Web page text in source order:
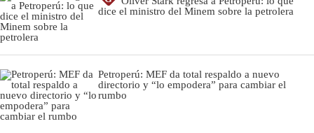
dice el ministro del Minem sobre la petrolera
Petroperú: MEF da total respaldo a nuevo
directorio y “lo empodera” para cambiar el
rumbo